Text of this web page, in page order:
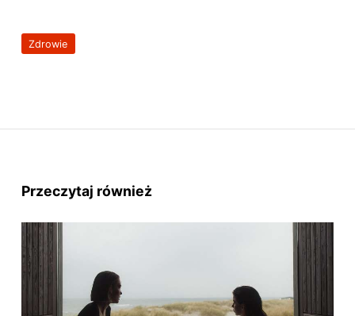
Zdrowie
Przeczytaj również